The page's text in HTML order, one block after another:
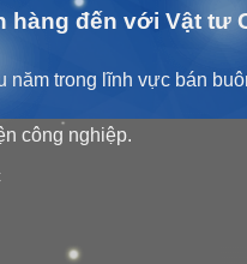
hàng đến với Vật tư
năm trong lĩnh vực bán
công nghiệp.